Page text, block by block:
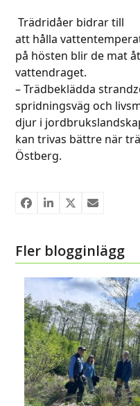
Trädridåer bidrar till
att hålla
på hösten blir de mat
vattendraget.
– Trädbeklädda
spridningsväg och
djur i
kan trivas bättre när
Östberg.
Fler blogginlägg